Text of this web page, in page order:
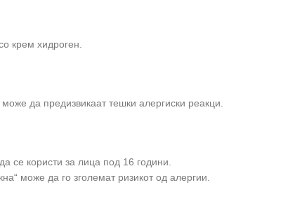
крем хидроген.
да предизвикаат тешки алергиски реакци.
се користи за лица под 16 години.
може да го зголемат ризикот од алергии.